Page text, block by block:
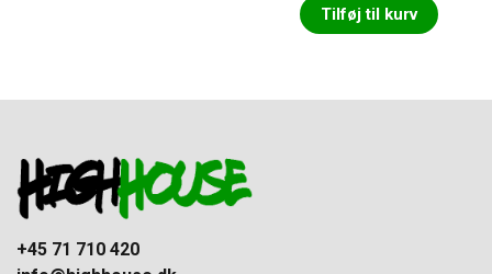
Tilføj til kurv
+45 71 710 420